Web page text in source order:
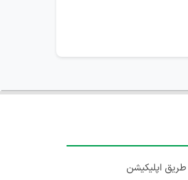
اپلیکیشن